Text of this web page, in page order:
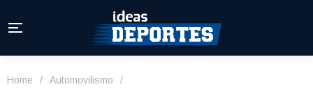
Home / Automovilismo
/